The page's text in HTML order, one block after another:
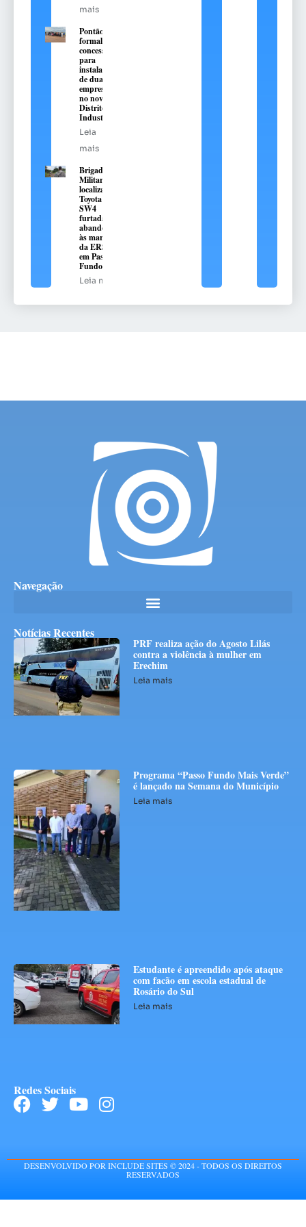
mais
Pontão
formaliza
concessões
para
instalação
de duas
empresas
no novo
Distrito
Industrial
Leia
mais
Brigada
Militar
localiza
Toyota Hilux
SW4
furtada e
abandonada
às margens
da ERS-324,
em Passo
Fundo
Leia mais
Navegação
Notícias Recentes
PRF realiza ação do Agosto Lilás
contra a violência à mulher em
Erechim
Leia mais
Programa “Passo Fundo Mais Verde”
é lançado na Semana do Município
Leia mais
Estudante é apreendido após ataque
com facão em escola estadual de
Rosário do Sul
Leia mais
Redes Sociais
DESENVOLVIDO POR INCLUDE SITES © 2024 - TODOS OS DIREITOS
RESERVADOS